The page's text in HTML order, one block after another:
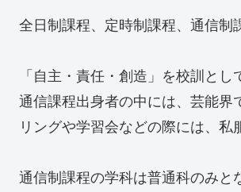
全日制課程、定時制課程、通信制
「自主・責任・創造」を校訓と
通信課程出身者の中には、芸能
リングや学習会などの際には、私
通信制課程の学科は普通科のみ